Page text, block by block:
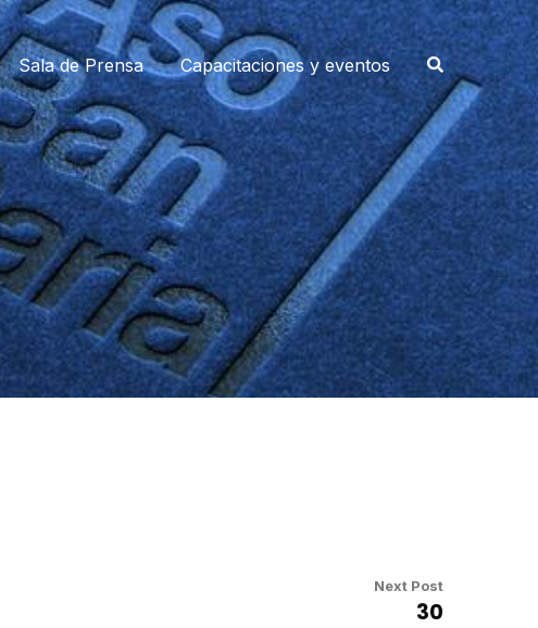
Sala de Prensa Capacitaciones y eventos
Next Post
30